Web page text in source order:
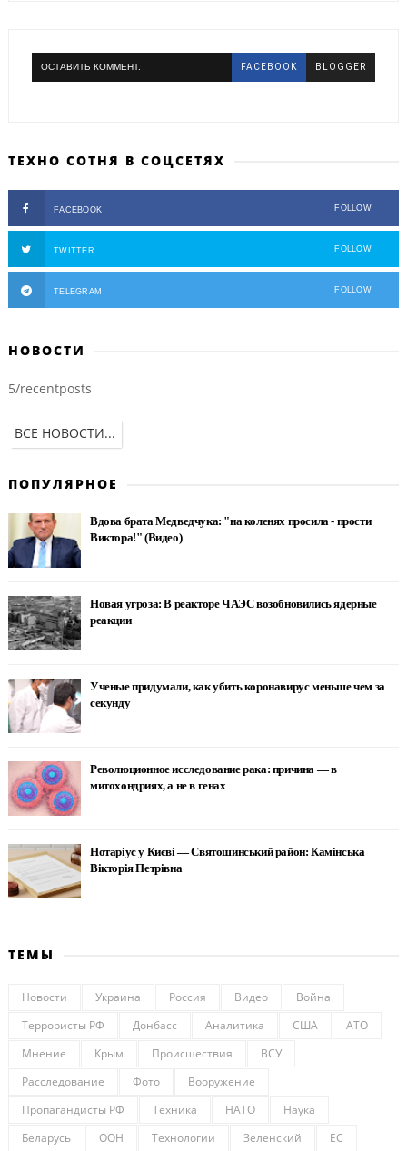
ОСТАВИТЬ КОММЕНТ. FACEBOOK BLOGGER
ТЕХНО СОТНЯ В СОЦСЕТЯХ
FACEBOOK FOLLOW
TWITTER FOLLOW
TELEGRAM FOLLOW
НОВОСТИ
5/recentposts
ВСЕ НОВОСТИ...
ПОПУЛЯРНОЕ
Вдова брата Медведчука: "на коленях просила - прости
Виктора!" (Видео)
Новая угроза: В реакторе ЧАЭС возобновились ядерные
реакции
Ученые придумали, как убить коронавирус меньше чем за
секунду
Революционное исследование рака: причина — в
митохондриях, а не в генах
Нотаріус у Києві — Святошинський район: Камінська
Вікторія Петрівна
ТЕМЫ
Новости Украина Россия Видео
Война
Террористы РФ
Донбасс Аналитика США
АТО
Мнение
Крым Происшествия
ВСУ
Расследование
Фото
Вооружение
Пропагандисты РФ
Техника НАТО
Наука
Беларусь
ООН Технологии Зеленский ЕС